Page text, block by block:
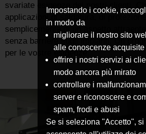
svariate esigenze dei nostri clienti.
applicazioni di saldatura, di
semplicemente di un aspetto
senza barriere sugli impianti. Un
per le vostre esigenze.
Impostando i cookie,
in modo da
migliorare il nostro sito
alle conoscenze acquisite
offrire i nostri servizi ai
modo ancora più mirato
controllare i
server e riconoscere e
spam, frodi e abusi
Se si seleziona "Accetto", si